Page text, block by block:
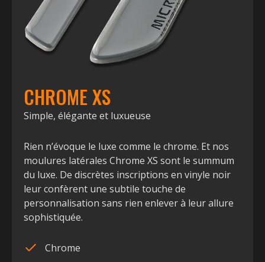
CHROME XS
Simple, élégante et luxueuse
Rien n’évoque le luxe comme le chrome. Et nos
moulures latérales Chrome XS sont le summum
du luxe. De discrètes inscriptions en vinyle noir
leur confèrent une subtile touche de
personnalisation sans rien enlever à leur allure
sophistiquée.
Chrome